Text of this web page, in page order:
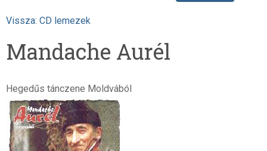
Vissza: CD lemezek
Mandache Aurél
Hegedűs tánczene Moldvából